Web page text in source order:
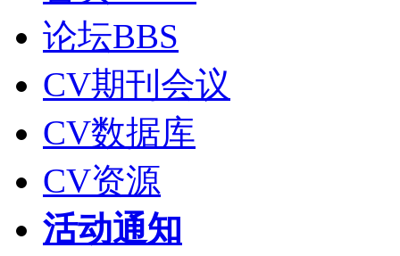
论坛BBS
CV期刊会议
CV数据库
CV资源
活动通知